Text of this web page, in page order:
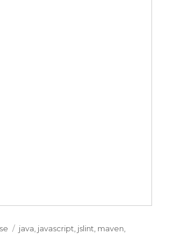
Tags
java javascript jslint maven